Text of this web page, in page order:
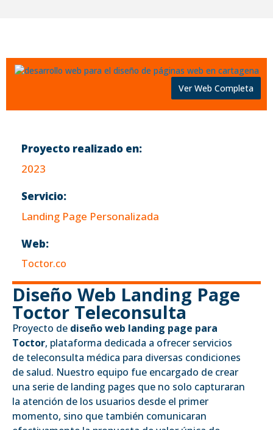
Ver Web Completa
Proyecto realizado en:
2023
Servicio:
Landing Page Personalizada
Web:
Toctor.co
Diseño Web Landing Page
Toctor Teleconsulta
Proyecto de diseño web landing page para
Toctor, plataforma dedicada a ofrecer servicios
de teleconsulta médica para diversas condiciones
de salud. Nuestro equipo fue encargado de crear
una serie de landing pages que no solo capturaran
la atención de los usuarios desde el primer
momento, sino que también comunicaran